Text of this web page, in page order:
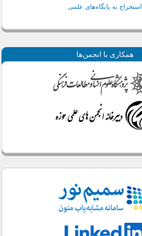
استخراج به پایگاه‌های علمی
همكاری با انجمن‌ها